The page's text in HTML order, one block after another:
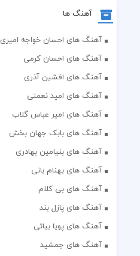
آهنگ ها
آهنگ های احسان خواجه امیری
آهنگ های احسان کرمی
آهنگ های افشین آذری
آهنگ های امید نعمتی
آهنگ های امیر عباس گلاب
آهنگ های بابک جهان بخش
آهنگ های بنیامین بهادری
آهنگ های بهنام بانی
آهنگ های بی کلام
آهنگ های پازل بند
آهنگ های پویا بیاتی
آهنگ های جمشید